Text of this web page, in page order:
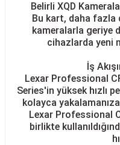
Belirli XQD
Bu kart, daha fazla
kameralarla geriye
cihazlarda yeni
İş
Lexar Professional
Series'in yüksek hızlı
kolayca
Lexar Professional
birlikte